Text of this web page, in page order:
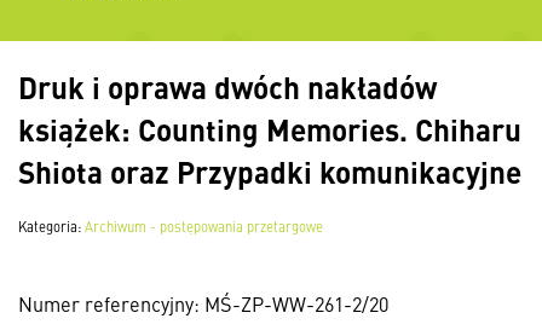
Druk i oprawa dwóch nakładów
książek: Counting Memories. Chiharu
Shiota oraz Przypadki komunikacyjne
Kategoria:Archiwum - postępowania przetargowe
Numer referencyjny: MŚ-ZP-WW-261-2/20